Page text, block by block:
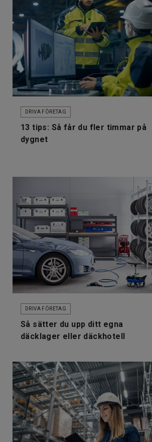
DRIVA FÖRETAG
13 tips: Så får du fler timmar på
dygnet
DRIVA FÖRETAG
Så sätter du upp ditt egna
däcklager eller däckhotell